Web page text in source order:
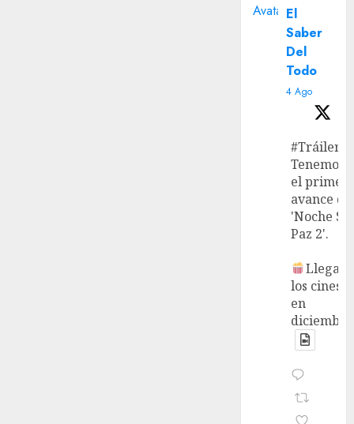
Avatar El
Saber
Del
Todo
4 Ago
#Tráiler
Tenemos
el primer
avance de
'Noche
Paz 2'.
Llega a
los cines
en